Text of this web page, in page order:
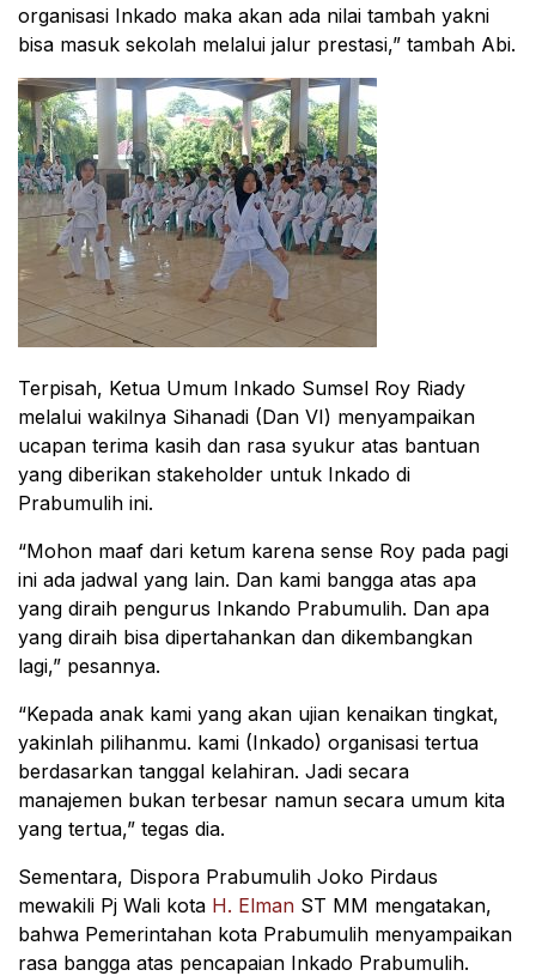
organisasi Inkado maka akan ada nilai tambah yakni
bisa masuk sekolah melalui jalur prestasi,” tambah Abi.
Terpisah, Ketua Umum Inkado Sumsel Roy Riady
melalui wakilnya Sihanadi (Dan VI) menyampaikan
ucapan terima kasih dan rasa syukur atas bantuan
yang diberikan stakeholder untuk Inkado di
Prabumulih ini.
“Mohon maaf dari ketum karena sense Roy pada pagi
ini ada jadwal yang lain. Dan kami bangga atas apa
yang diraih pengurus Inkando Prabumulih. Dan apa
yang diraih bisa dipertahankan dan dikembangkan
lagi,” pesannya.
“Kepada anak kami yang akan ujian kenaikan tingkat,
yakinlah pilihanmu. kami (Inkado) organisasi tertua
berdasarkan tanggal kelahiran. Jadi secara
manajemen bukan terbesar namun secara umum kita
yang tertua,” tegas dia.
Sementara, Dispora Prabumulih Joko Pirdaus
mewakili Pj Wali kota H. Elman ST MM mengatakan,
bahwa Pemerintahan kota Prabumulih menyampaikan
rasa bangga atas pencapaian Inkado Prabumulih.